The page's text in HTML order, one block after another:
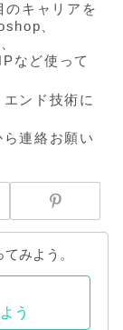
のキャリアを
、
など使って
ンド技術に
ら連絡お願い
みよう。
う